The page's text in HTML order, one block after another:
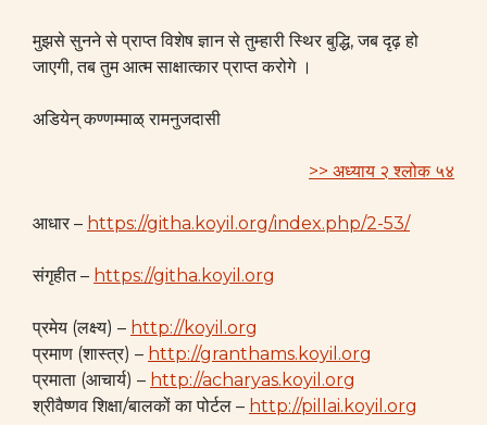
मुझसे सुनने से प्राप्त विशेष ज्ञान से तुम्हारी स्थिर बुद्धि, जब दृढ़ हो
जाएगी, तब तुम आत्म साक्षात्कार प्राप्त करोगे ।
अडियेन् कण्णम्माळ् रामनुजदासी
>> अध्याय २ श्लोक ५४
आधार – https://githa.koyil.org/index.php/2-53/
संगृहीत – https://githa.koyil.org
प्रमेय (लक्ष्य) – http://koyil.org
प्रमाण (शास्त्र) – http://granthams.koyil.org
प्रमाता (आचार्य) – http://acharyas.koyil.org
श्रीवैष्णव शिक्षा/बालकों का पोर्टल – http://pillai.koyil.org